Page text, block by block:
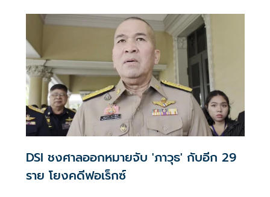
DSI ชงศาลออกหมายจับ 'ภาวุธ' กับอีก 29
ราย โยงคดีฟอเร็กซ์